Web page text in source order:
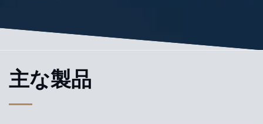
主な製品